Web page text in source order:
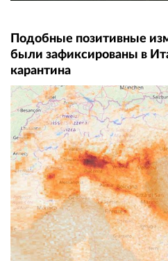
Подобные позитивные
были зафиксированы в
карантина